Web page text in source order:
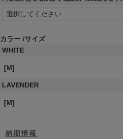
カラー サイズ
WHITE
[M]
LAVENDER
[M]
納期情報